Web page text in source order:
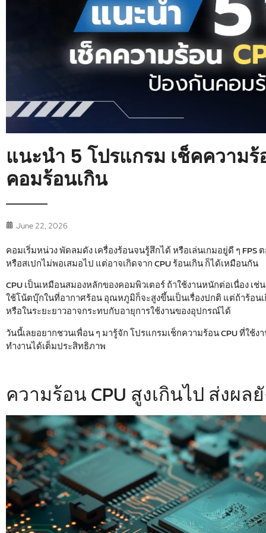
แนะนำ 5 โปรแกรม เช็คความ
คอมร้อนเกิน
June 22, 2026
คอมเริ่มหน่วง พัดลมดัง เครื่องร้อนจนรู้สึกได้ หรือเล่นเกมอยู่ดี ๆ
หรือสเปกไม่พอเสมอไป แต่อาจเกิดจากCPU ร้อนเกินก็ได้เหมือนกัน
CPU เป็นเหมือนสมองหลักของคอมพิวเตอร์ ถ้าใช้งานหนักต่อเนื่อง เ
ใช้โน้ตบุ๊กในที่อากาศร้อน อุณหภูมิก็จะสูงขึ้นเป็นเรื่องปกติ แต่ถ้าร้อนเ
หรือในระยะยาวอาจกระทบกับอายุการใช้งานของอุปกรณ์ได้
วันนี้เลยอยากชวนเพื่อน ๆ มารู้จักโปรแกรมเช็กความร้อน CPUที่ใช้ง
ทำงานได้เต็มประสิทธิภาพ
ความร้อน CPU สูงเกินไป ส่งผล